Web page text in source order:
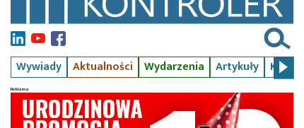
Wywiady Aktualności Wydarzenia Artykuły Kursy